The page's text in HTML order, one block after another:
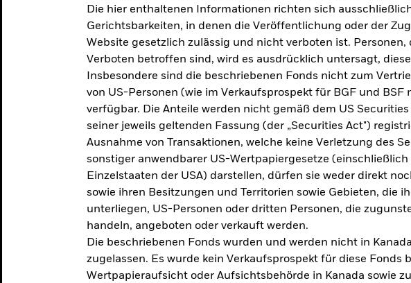
Entdecken Sie unsere
makroökonomischen
Einschätzungen und Anlageideen.
Aktuelle Einschätzungen
steht es um
Zu den
Die hier enthaltenen Informationen richten sich
Gerichtsbarkeiten, in denen die Veröffentlichung oder der
Website gesetzlich zulässig und nicht verboten ist. Personen,
Verboten betroffen sind, wird es ausdrücklich untersagt,
Insbesondere sind die beschriebenen Fonds nicht zum
von US-Personen (wie im Verkaufsprospekt für BGF und BSF
verfügbar. Die Anteile werden nicht gemäß dem US
seiner jeweils geltenden Fassung (der „Securities Act")
Ausnahme von Transaktionen, welche keine Verletzung des
sonstiger anwendbarer US-Wertpapiergesetze (einschließlich
Einzelstaaten der USA) darstellen, dürfen sie weder direkt
sowie ihren Besitzungen und Territorien sowie Gebieten, die
unterliegen, US-Personen oder dritten Personen, die
handeln, angeboten oder verkauft werden.
Die beschriebenen Fonds wurden und werden nicht in
zugelassen. Es wurde kein Verkaufsprospekt für diese Fonds
Wertpapieraufsicht oder Aufsichtsbehörde in Kanada sowie